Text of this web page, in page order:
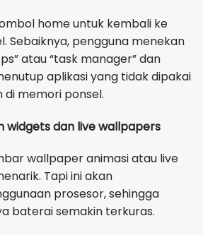
home untuk kembali ke
Sebaiknya, pengguna menekan
atau “task manager” dan
aplikasi yang tidak dipakai
di memori ponsel.
widgets dan live wallpapers
wallpaper animasi atau live
Tapi ini akan
prosesor, sehingga
baterai semakin terkuras.